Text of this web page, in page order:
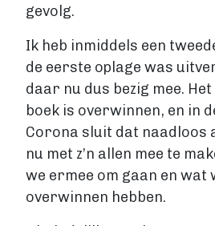
gevolg.
Ik heb inmiddels een
de eerste oplage was
daar nu dus bezig mee.
boek is overwinnen, en in
Corona sluit dat naadloos
nu met z’n allen mee te
we ermee om gaan en wat
overwinnen hebben.